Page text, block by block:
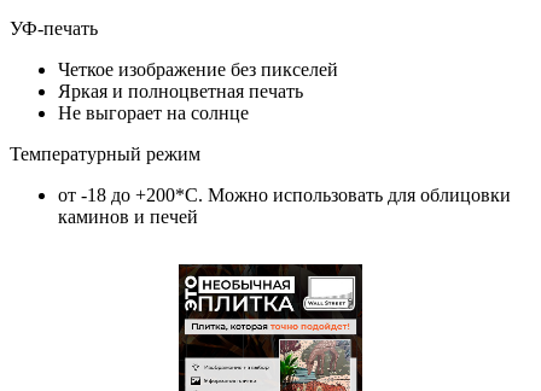
УФ-печать
Четкое изображение без пикселей
Яркая и полноцветная печать
Не выгорает на солнце
Температурный режим
от -18 до +200*C. Можно использовать для облицовки
каминов и печей